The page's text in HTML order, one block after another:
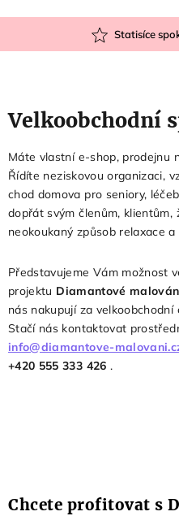
Statisíce
Velkoobchodní
Máte vlastní e-shop, prodejnu
Řídíte neziskovou organizaci,
chod domova pro seniory,
dopřát svým členům,
neokoukaný způsob relaxace
Představujeme Vám možnost
projektu Diamantové
nás nakupují za
Stačí nás kontaktovat
info@diamantove-
+420 555 333 426 .
Chcete profitovat s